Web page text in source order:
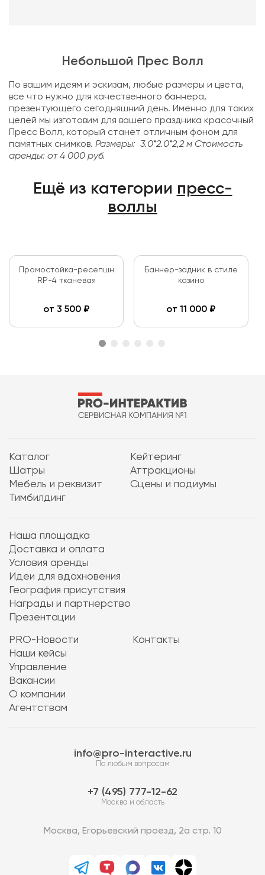
Небольшой Прес Волл
По вашим идеям и эскизам, любые размеры и цвета,
все что нужно для качественного баннера,
презентующего сегодняшний день. Именно для таких
целей мы изготовим для вашего праздника красочный
Пресс Волл, который станет отличным фоном для
памятных снимков. Размеры: 3.0*2.0*2,2 м Стоимость
аренды: от 4 000 руб.
Ещё из категории пресс-
воллы
Промостойка-ресепшн
RP-4 тканевая
от 3 500₽
Баннер-задник в стиле
казино
от 11 000 ₽
Каталог
Кейтеринг
Шатры
Аттракционы
Мебель и реквизит
Сцены и подиумы
Тимбилдинг
Наша площадка
Доставка и оплата
Условия аренды
Идеи для вдохновения
География присутствия
Награды и партнерство
Презентации
PRO-Новости
Наши кейсы
Управление
Вакансии
О компании
Агентствам
Контакты
info@pro-interactive.ru
По любым вопросам
7 (495) 777-12-62
Москва и область
Москва, Егорьевский проезд, 2а стр. 10